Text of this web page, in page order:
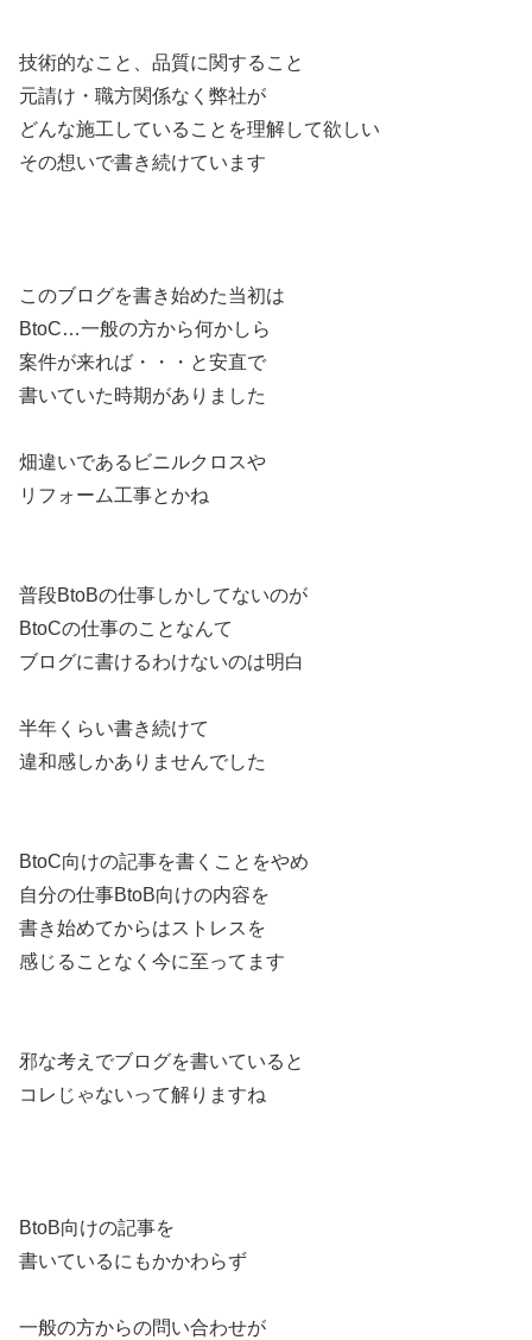
技術的なこと、品質に関すること
元請け・職方関係なく弊社が
どんな施工していることを理解して欲しい
その想いで書き続けています
このブログを書き始めた当初は
BtoC…一般の方から何かしら
案件が来れば・・・と安直で
書いていた時期がありました
畑違いであるビニルクロスや
リフォーム工事とかね
普段BtoBの仕事しかしてないのが
BtoCの仕事のことなんて
ブログに書けるわけないのは明白
半年くらい書き続けて
違和感しかありませんでした
BtoC向けの記事を書くことをやめ
自分の仕事BtoB向けの内容を
書き始めてからはストレスを
感じることなく今に至ってます
邪な考えでブログを書いていると
コレじゃないって解りますね
BtoB向けの記事を
書いているにもかかわらず
一般の方からの問い合わせが